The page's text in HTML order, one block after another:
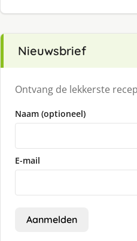
Nieuwsbrief
Ontvang de lekkerste
Naam (optioneel)
E-mail
Aanmelden